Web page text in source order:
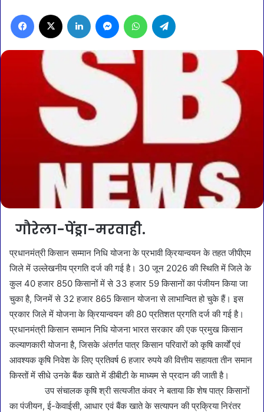
Facebook LinkedIn MessengerWhatsApp
गौरेला-पेंड्रा-मरवाही.
प्रधानमंत्री किसान सम्मान निधि योजना के प्रभावी क्रियान्वयन के तहत जीपीएम
जिले में उल्लेखनीय प्रगति दर्ज की गई है। 30 जून 2026 की स्थिति में जिले के
कुल 40 हजार 850 किसानों में से 33 हजार 59 किसानों का पंजीयन किया जा
चुका है, जिनमें से 32 हजार 865 किसान योजना से लाभान्वित हो चुके हैं। इस
प्रकार जिले में योजना के क्रियान्वयन की 80 प्रतिशत प्रगति दर्ज की गई है।
प्रधानमंत्री किसान सम्मान निधि योजना भारत सरकार की एक प्रमुख किसान
कल्याणकारी योजना है, जिसके अंतर्गत पात्र किसान परिवारों को कृषि कार्यों एवं
आवश्यक कृषि निवेश के लिए प्रतिवर्ष 6 हजार रुपये की वित्तीय सहायता तीन समान
किस्तों में सीधे उनके बैंक खाते में डीबीटी के माध्यम से प्रदान की जाती है।
उप संचालक कृषि श्री सत्यजीत कंवर ने बताया कि शेष पात्र किसानों
का पंजीयन, ई-केवाईसी, आधार एवं बैंक खाते के सत्यापन की प्रक्रिया निरंतर